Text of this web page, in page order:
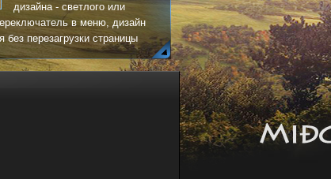
дизайна - светлого или
в меню, дизайн
без перезагрузки страницы